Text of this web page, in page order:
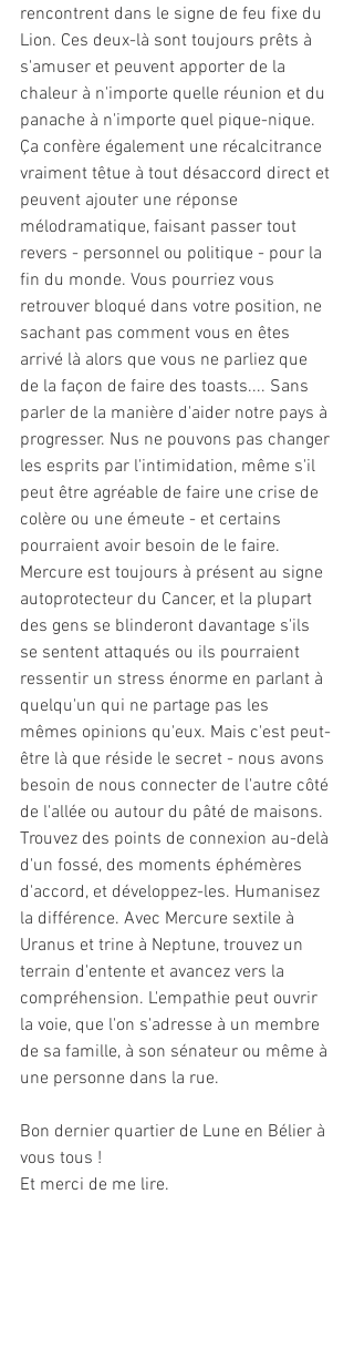
rencontrent dans le signe de feu fixe du
Lion. Ces deux-là sont toujours prêts à
s'amuser et peuvent apporter de la
chaleur à n'importe quelle réunion et du
panache à n'importe quel pique-nique.
Ça confère également une récalcitrance
vraiment têtue à tout désaccord direct et
peuvent ajouter une réponse
mélodramatique, faisant passer tout
revers - personnel ou politique - pour la
fin du monde. Vous pourriez vous
retrouver bloqué dans votre position, ne
sachant pas comment vous en êtes
arrivé là alors que vous ne parliez que
de la façon de faire des toasts.... Sans
parler de la manière d'aider notre pays à
progresser. Nus ne pouvons pas changer
les esprits par l'intimidation, même s'il
peut être agréable de faire une crise de
colère ou une émeute - et certains
pourraient avoir besoin de le faire.
Mercure est toujours à présent au signe
autoprotecteur du Cancer, et la plupart
des gens se blinderont davantage s'ils
se sentent attaqués ou ils pourraient
ressentir un stress énorme en parlant à
quelqu'un qui ne partage pas les
mêmes opinions qu'eux. Mais c'est peut-
être là que réside le secret - nous avons
besoin de nous connecter de l'autre côté
de l'allée ou autour du pâté de maisons.
Trouvez des points de connexion au-delà
d'un fossé, des moments éphémères
d'accord, et développez-les. Humanisez
la différence. Avec Mercure sextile à
Uranus et trine à Neptune, trouvez un
terrain d'entente et avancez vers la
compréhension. L'empathie peut ouvrir
la voie, que l'on s'adresse à un membre
de sa famille, à son sénateur ou même à
une personne dans la rue.
Bon dernier quartier de Lune en Bélier à
vous tous !
Et merci de me lire.